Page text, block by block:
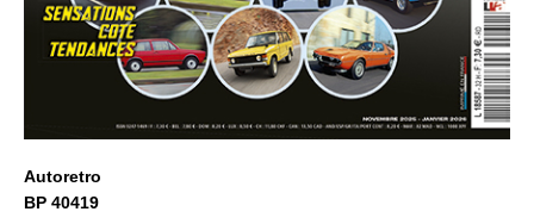
Autoretro
BP 40419